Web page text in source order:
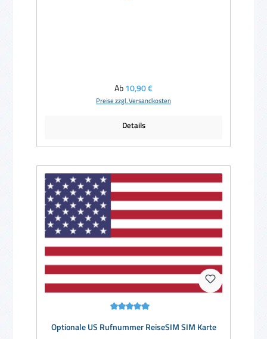
Regulärer Preis:
Ab10,90 €
Preise zzgl. Versandkosten
Details
Optionale US Rufnummer ReiseSIM SIM Karte